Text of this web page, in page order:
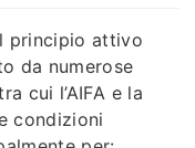
principio attivo
da numerose
cui l’AIFA e la
condizioni